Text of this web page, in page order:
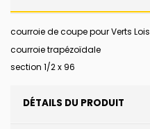
courroie de coupe pour Verts
courroie trapézoïdale
section 1/2 x 96
DÉTAILS DU PRODUIT